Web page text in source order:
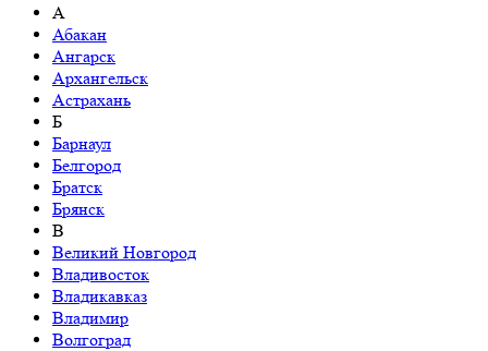
А
Абакан
Ангарск
Архангельск
Астрахань
Б
Барнаул
Белгород
Братск
Брянск
В
Великий Новгород
Владивосток
Владикавказ
Владимир
Волгоград